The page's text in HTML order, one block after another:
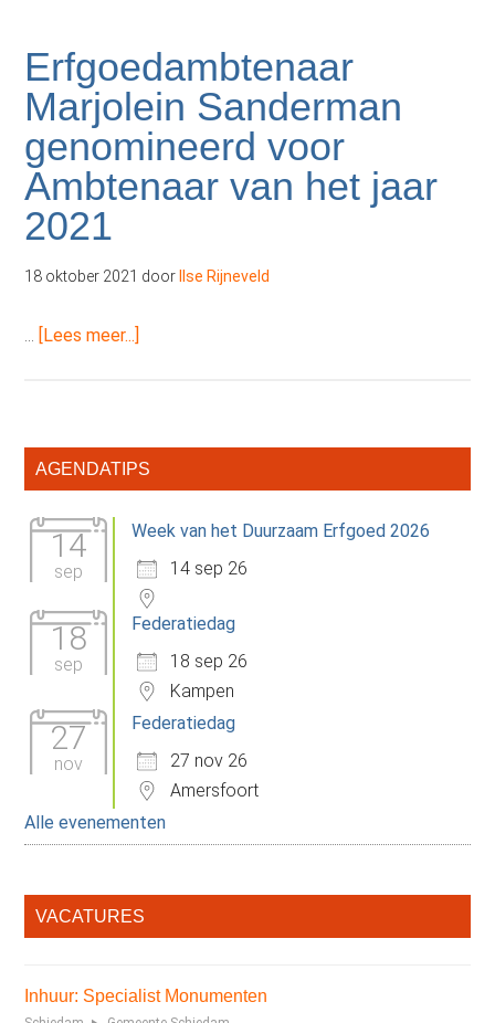
Erfgoedambtenaar
Marjolein Sanderman
genomineerd voor
Ambtenaar van het jaar
2021
18 oktober 2021 door Ilse Rijneveld
… [Lees meer...]
voor
Ambtenaar
het
jaar
2021
Primaire
AGENDATIPS
14
sep
Week van het Duurzaam Erfgoed 2026
14 sep 26
18
sep
Federatiedag
18 sep 26
Kampen
27
nov
Federatiedag
27 nov 26
Amersfoort
Alle evenementen
VACATURES
Inhuur: Specialist Monumenten